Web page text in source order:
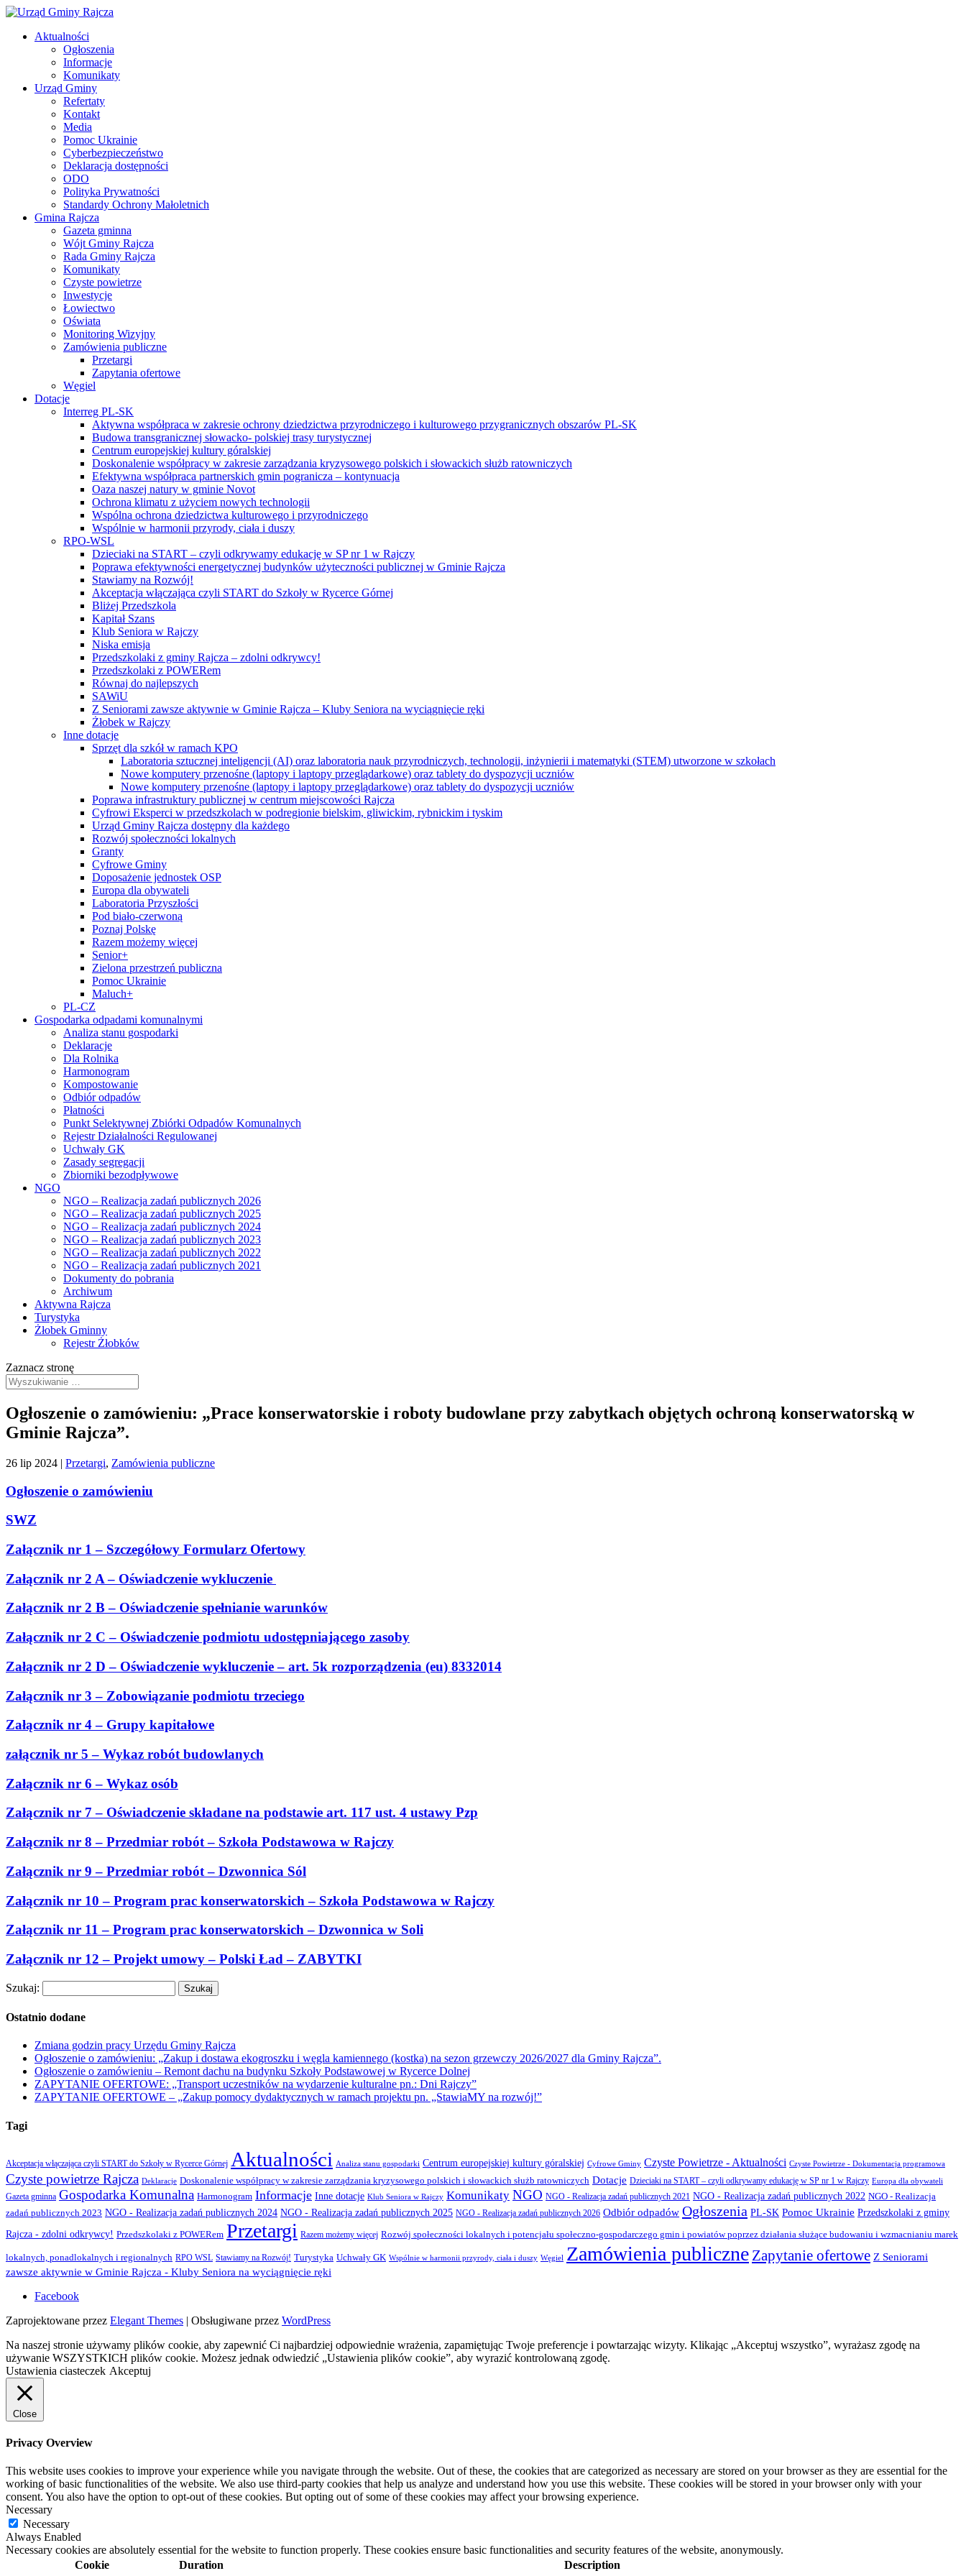
Aktualności
Ogłoszenia
Informacje
Komunikaty
Urząd Gminy
Refertaty
Kontakt
Media
Pomoc Ukrainie
Cyberbezpieczeństwo
Deklaracja dostępności
ODO
Polityka Prywatności
Standardy Ochrony Małoletnich
Gmina Rajcza
Gazeta gminna
Wójt Gminy Rajcza
Rada Gminy Rajcza
Komunikaty
Czyste powietrze
Inwestycje
Łowiectwo
Oświata
Monitoring Wizyjny
Zamówienia publiczne
Przetargi
Zapytania ofertowe
Węgiel
Dotacje
Interreg PL-SK
Aktywna współpraca w zakresie ochrony dziedzictwa przyrodniczego i kulturowego przygranicznych obszarów PL-SK
Budowa transgranicznej słowacko- polskiej trasy turystycznej
Centrum europejskiej kultury góralskiej
Doskonalenie współpracy w zakresie zarządzania kryzysowego polskich i słowackich służb ratowniczych
Efektywna współpraca partnerskich gmin pogranicza – kontynuacja
Oaza naszej natury w gminie Novot
Ochrona klimatu z użyciem nowych technologii
Wspólna ochrona dziedzictwa kulturowego i przyrodniczego
Wspólnie w harmonii przyrody, ciała i duszy
RPO-WSL
Dzieciaki na START – czyli odkrywamy edukację w SP nr 1 w Rajczy
Poprawa efektywności energetycznej budynków użyteczności publicznej w Gminie Rajcza
Stawiamy na Rozwój!
Akceptacja włączająca czyli START do Szkoły w Rycerce Górnej
Bliżej Przedszkola
Kapitał Szans
Klub Seniora w Rajczy
Niska emisja
Przedszkolaki z gminy Rajcza – zdolni odkrywcy!
Przedszkolaki z POWERem
Równaj do najlepszych
SAWiU
Z Seniorami zawsze aktywnie w Gminie Rajcza – Kluby Seniora na wyciągnięcie ręki
Żłobek w Rajczy
Inne dotacje
Sprzęt dla szkół w ramach KPO
Laboratoria sztucznej inteligencji (AI) oraz laboratoria nauk przyrodniczych, technologii, inżynierii i matematyki (STEM) utworzone w szkołach
Nowe komputery przenośne (laptopy i laptopy przeglądarkowe) oraz tablety do dyspozycji uczniów
Nowe komputery przenośne (laptopy i laptopy przeglądarkowe) oraz tablety do dyspozycji uczniów
Poprawa infrastruktury publicznej w centrum miejscowości Rajcza
Cyfrowi Eksperci w przedszkolach w podregionie bielskim, gliwickim, rybnickim i tyskim
Urząd Gminy Rajcza dostępny dla każdego
Rozwój społeczności lokalnych
Granty
Cyfrowe Gminy
Doposażenie jednostek OSP
Europa dla obywateli
Laboratoria Przyszłości
Pod biało-czerwoną
Poznaj Polskę
Razem możemy więcej
Senior+
Zielona przestrzeń publiczna
Pomoc Ukrainie
Maluch+
PL-CZ
Gospodarka odpadami komunalnymi
Analiza stanu gospodarki
Deklaracje
Dla Rolnika
Harmonogram
Kompostowanie
Odbiór odpadów
Płatności
Punkt Selektywnej Zbiórki Odpadów Komunalnych
Rejestr Działalności Regulowanej
Uchwały GK
Zasady segregacji
Zbiorniki bezodpływowe
NGO
NGO – Realizacja zadań publicznych 2026
NGO – Realizacja zadań publicznych 2025
NGO – Realizacja zadań publicznych 2024
NGO – Realizacja zadań publicznych 2023
NGO – Realizacja zadań publicznych 2022
NGO – Realizacja zadań publicznych 2021
Dokumenty do pobrania
Archiwum
Aktywna Rajcza
Turystyka
Żłobek Gminny
Rejestr Żłobków
Zaznacz stronę
Ogłoszenie o zamówieniu: „Prace konserwatorskie i roboty budowlane przy zabytkach objętych ochroną konserwatorską w
Gminie Rajcza”.
26 lip 2024 | Przetargi, Zamówienia publiczne
Ogłoszenie o zamówieniu
SWZ
Załącznik nr 1 – Szczegółowy Formularz Ofertowy
Załącznik nr 2 A – Oświadczenie wykluczenie
Załącznik nr 2 B – Oświadczenie spełnianie warunków
Załącznik nr 2 C – Oświadczenie podmiotu udostępniającego zasoby
Załącznik nr 2 D – Oświadczenie wykluczenie – art. 5k rozporządzenia (eu) 8332014
Załącznik nr 3 – Zobowiązanie podmiotu trzeciego
Załącznik nr 4 – Grupy kapitałowe
załącznik nr 5 – Wykaz robót budowlanych
Załącznik nr 6 – Wykaz osób
Załącznik nr 7 – Oświadczenie składane na podstawie art. 117 ust. 4 ustawy Pzp
Załącznik nr 8 – Przedmiar robót – Szkoła Podstawowa w Rajczy
Załącznik nr 9 – Przedmiar robót – Dzwonnica Sól
Załącznik nr 10 – Program prac konserwatorskich – Szkoła Podstawowa w Rajczy
Załącznik nr 11 – Program prac konserwatorskich – Dzwonnica w Soli
Załącznik nr 12 – Projekt umowy – Polski Ład – ZABYTKI
Szukaj:
Ostatnio dodane
Zmiana godzin pracy Urzędu Gminy Rajcza
Ogłoszenie o zamówieniu: „Zakup i dostawa ekogroszku i węgla kamiennego (kostka) na sezon grzewczy 2026/2027 dla Gminy Rajcza”.
Ogłoszenie o zamówieniu – Remont dachu na budynku Szkoły Podstawowej w Rycerce Dolnej
ZAPYTANIE OFERTOWE: „Transport uczestników na wydarzenie kulturalne pn.: Dni Rajczy”
ZAPYTANIE OFERTOWE – „Zakup pomocy dydaktycznych w ramach projektu pn. „StawiaMY na rozwój!”
Tagi
Akceptacja włączająca czyli START do Szkoły w Rycerce Górnej Aktualności Analiza stanu gospodarki Centrum europejskiej kultury góralskiej Cyfrowe Gminy Czyste Powietrze - Aktualności Czyste Powietrze - Dokumentacja programowa
Czyste powietrze Rajcza Deklaracje Doskonalenie współpracy w zakresie zarządzania kryzysowego polskich i słowackich służb ratowniczych Dotacje Dzieciaki na START – czyli odkrywamy edukację w SP nr 1 w Rajczy Europa dla obywateli
Gazeta gminna Gospodarka Komunalna Harmonogram Informacje Inne dotacje Klub Seniora w Rajczy Komunikaty NGO NGO - Realizacja zadań publicznych 2021 NGO - Realizacja zadań publicznych 2022 NGO - Realizacja
zadań publicznych 2023 NGO - Realizacja zadań publicznych 2024 NGO - Realizacja zadań publicznych 2025 NGO - Realizacja zadań publicznych 2026 Odbiór odpadów Ogłoszenia PL-SK Pomoc Ukrainie Przedszkolaki z gminy
Rajcza - zdolni odkrywcy! Przedszkolaki z POWERem Przetargi Razem możemy więcej Rozwój społeczności lokalnych i potencjału społeczno-gospodarczego gmin i powiatów poprzez działania służące budowaniu i wzmacnianiu marek
lokalnych, ponadlokalnych i regionalnych RPO WSL Stawiamy na Rozwój! Turystyka Uchwały GK Wspólnie w harmonii przyrody, ciała i duszy Węgiel Zamówienia publiczne Zapytanie ofertowe Z Seniorami
zawsze aktywnie w Gminie Rajcza - Kluby Seniora na wyciągnięcie ręki
Facebook
Zaprojektowane przez Elegant Themes | Obsługiwane przez WordPress
Na naszej stronie używamy plików cookie, aby zapewnić Ci najbardziej odpowiednie wrażenia, zapamiętując Twoje preferencje i powtarzając wizyty. Klikając „Akceptuj wszystko”, wyrażasz zgodę na
używanie WSZYSTKICH plików cookie. Możesz jednak odwiedzić „Ustawienia plików cookie”, aby wyrazić kontrolowaną zgodę.
Ustawienia ciasteczek Akceptuj
Close
Privacy Overview
This website uses cookies to improve your experience while you navigate through the website. Out of these, the cookies that are categorized as necessary are stored on your browser as they are essential for the
working of basic functionalities of the website. We also use third-party cookies that help us analyze and understand how you use this website. These cookies will be stored in your browser only with your
consent. You also have the option to opt-out of these cookies. But opting out of some of these cookies may affect your browsing experience.
Necessary
Necessary
Always Enabled
Necessary cookies are absolutely essential for the website to function properly. These cookies ensure basic functionalities and security features of the website, anonymously.
Cookie
Duration
Description